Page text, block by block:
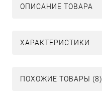
ОПИСАНИЕ ТОВАРА
ХАРАКТЕРИСТИКИ
ПОХОЖИЕ ТОВАРЫ (8)